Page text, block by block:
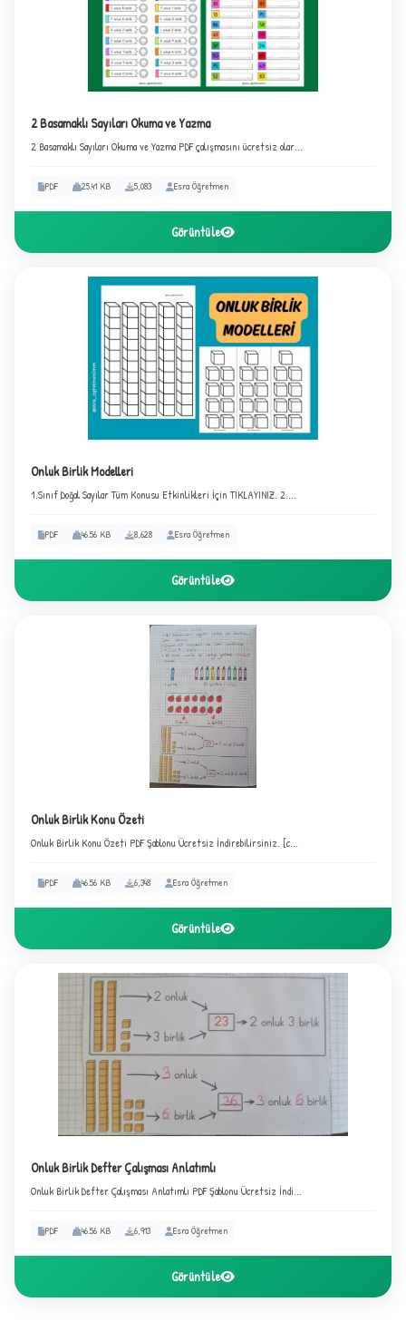
✦
★
2 Basamaklı Sayıları Okuma ve Yazma
2 Basamaklı Sayıları Okuma ve Yazma PDF çalışmasını ücretsiz olar...
PDF 25.41 KB 5,083 Esra Öğretmen
Görüntüle
Onluk Birlik Modelleri
1.Sınıf Doğal Sayılar Tüm Konusu Etkinlikleri İçin TIKLAYINIZ. 2....
PDF 46.56 KB 8,628 Esra Öğretmen
Görüntüle
Onluk Birlik Konu Özeti
Onluk Birlik Konu Özeti PDF Şablonu Ücretsiz İndirebilirsiniz. [c...
PDF 46.56 KB 6,348 Esra Öğretmen
Görüntüle
Onluk Birlik Defter Çalışması Anlatımlı
Onluk Birlik Defter Çalışması Anlatımlı PDF Şablonu Ücretsiz İndi...
PDF 46.56 KB 6,913 Esra Öğretmen
Görüntüle